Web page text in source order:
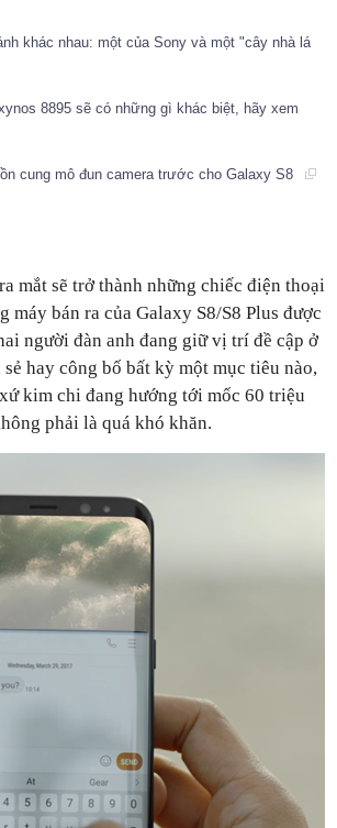
khác nhau: một của Sony và một "cây nhà lá
8895 sẽ có những gì khác biệt, hãy xem
cung mô đun camera trước cho Galaxy S8
mắt sẽ trở thành những chiếc điện thoại
bán ra của Galaxy S8/S8 Plus được
người đàn anh đang giữ vị trí đề cập ở
hay công bố bất kỳ một mục tiêu nào,
kim chi đang hướng tới mốc 60 triệu
phải là quá khó khăn.